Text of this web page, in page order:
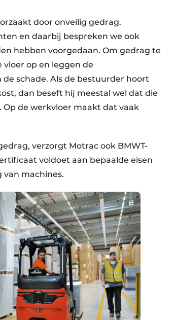
door onveilig gedrag.
en daarbij bespreken we ook
hebben voorgedaan. Om gedrag te
op en leggen de
schade. Als de bestuurder hoort
dan beseft hij meestal wel dat die
Op de werkvloer maakt dat vaak
verzorgt Motrac ook BMWT-
voldoet aan bepaalde eisen
van machines.